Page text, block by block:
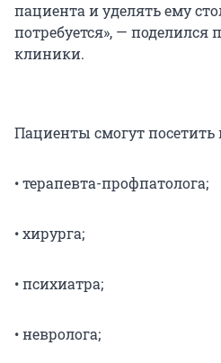
пациента и уделять ему
потребуется», — поделился
клиники.
Пациенты смогут посетить
• терапевта-профпатолога;
• хирурга;
• психиатра;
• невролога;